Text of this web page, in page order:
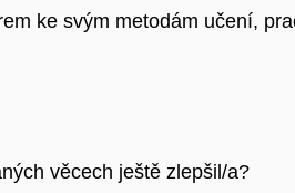
ke svým metodám učení,
věcech ještě zlepšil/a?